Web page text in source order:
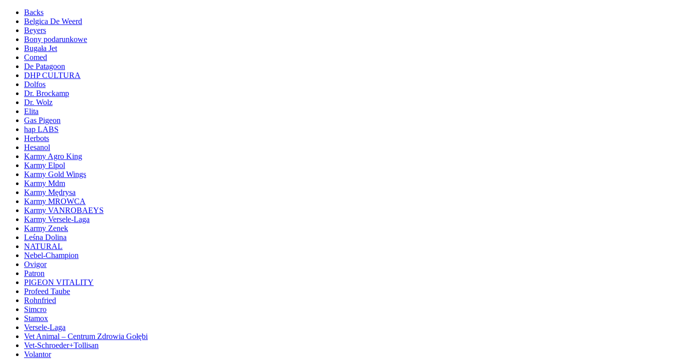
Backs
Belgica De Weerd
Beyers
Bony podarunkowe
Bugała Jet
Comed
De Patagoon
DHP CULTURA
Dolfos
Dr. Brockamp
Dr. Wolz
Elita
Gas Pigeon
hap LABS
Herbots
Hesanol
Karmy Agro King
Karmy Elpol
Karmy Gold Wings
Karmy Mdm
Karmy Mędrysa
Karmy MROWCA
Karmy VANROBAEYS
Karmy Versele-Laga
Karmy Zenek
Leśna Dolina
NATURAL
Nebel-Champion
Ovigor
Patron
PIGEON VITALITY
Profeed Taube
Rohnfried
Simcro
Stamox
Versele-Laga
Vet Animal – Centrum Zdrowia Gołębi
Vet-Schroeder+Tollisan
Volantor